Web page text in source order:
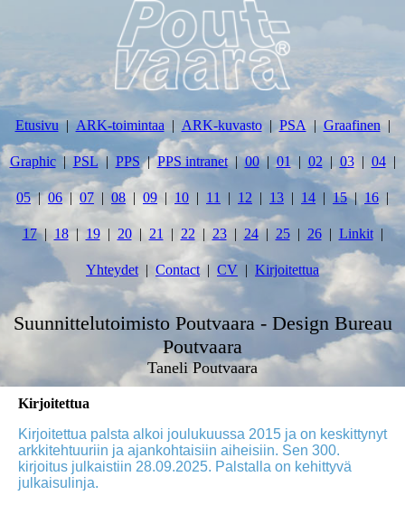
Etusivu ARK-toimintaa ARK-kuvasto PSA Graafinen
Graphic PSL PPS PPS intranet 00 01 02 03 04
05 06 07 08 09 10 11 12 13 14 15 16
17 18 19 20 21 22 23 24 25 26 Linkit
Yhteydet Contact CV Kirjoitettua
Suunnittelutoimisto Poutvaara - Design Bureau
Poutvaara
Taneli Poutvaara
Kirjoitettua
Kirjoitettua palsta alkoi joulukuussa 2015 ja on keskittynyt
arkkitehtuuriin ja ajankohtaisiin aiheisiin. Sen 300.
kirjoitus julkaistiin 28.09.2025. Palstalla on kehittyvä
julkaisulinja.